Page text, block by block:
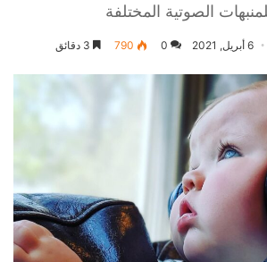
الصوتية المختلفة
6 أبريل, 2021 0
790